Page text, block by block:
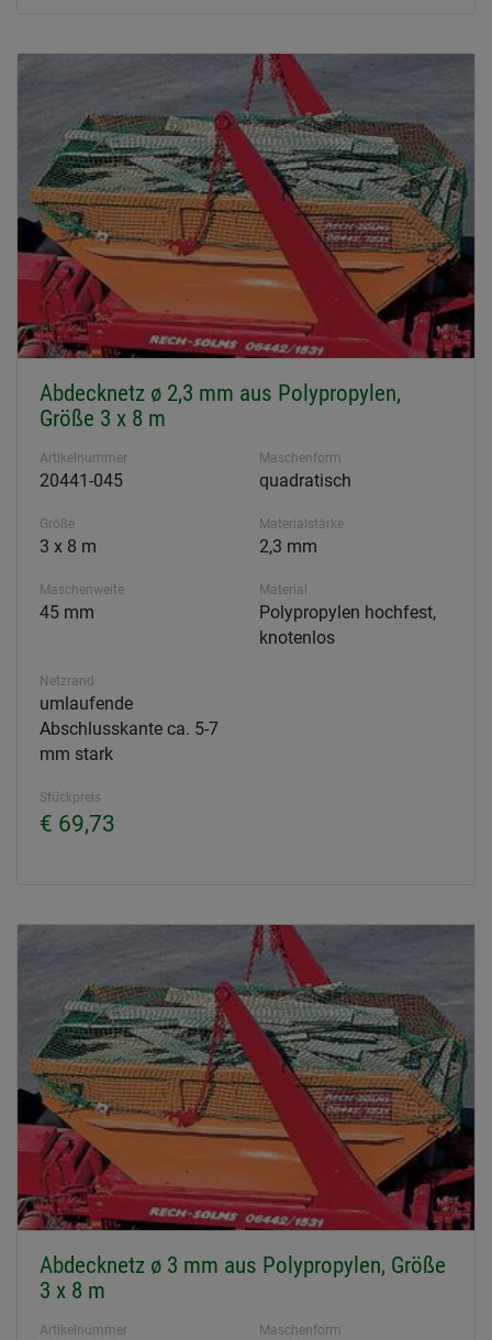
Abdecknetz ø 2,3 mm aus Polypropylen,
Größe 3 x 8 m
Artikelnummer
20441-045
Maschenform
quadratisch
Größe
3 x 8 m
Materialstärke
2,3 mm
Maschenweite
45 mm
Material
Polypropylen hochfest,
knotenlos
Netzrand
umlaufende
Abschlusskante ca. 5-7
mm stark
Stückpreis
€ 69,73
Abdecknetz ø 3 mm aus Polypropylen, Größe
3 x 8 m
Artikelnummer Maschenform